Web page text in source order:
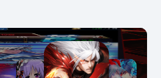
竟大家不管是在面对秘境的
决，沉浸式的战斗手感能够
此时正在进行激烈的战斗。
的职业可供玩家自由的选
的技能绝技。额外玩家还可